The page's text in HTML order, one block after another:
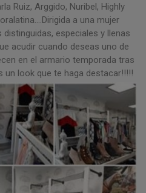
Ruiz, Arggido, Nuribel, Highly
a una mujer
especiales y llenas
acudir cuando deseas uno de
en el armario temporada tras
look que te haga destacar!!!!!